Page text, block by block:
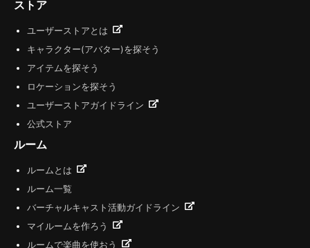
ストア
ユーザーストアとは
キャラクター(アバター)を探そう
アイテムを探そう
ロケーションを探そう
ユーザーストアガイドライン
公式ストア
ルーム
ルームとは
ルーム一覧
バーチャルキャスト活動ガイドライン
マイルームを作ろう
ルームで楽曲を使おう